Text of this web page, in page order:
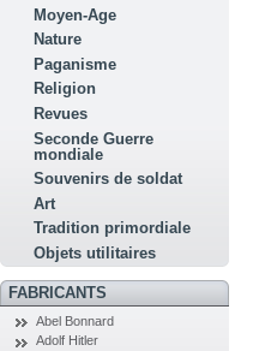
Moyen-Age
Nature
Paganisme
Religion
Revues
Seconde Guerre
mondiale
Souvenirs de soldat
Art
Tradition primordiale
Objets utilitaires
FABRICANTS
Abel Bonnard
Adolf Hitler